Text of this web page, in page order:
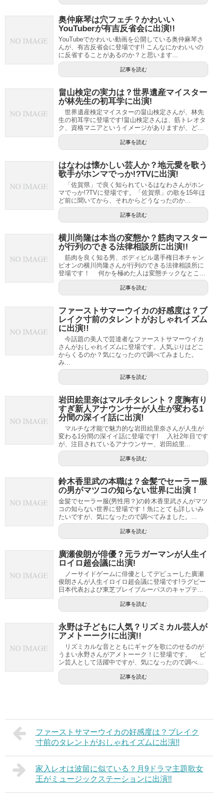
奥仲麻琴は穴フェチ？かわいい
YouTuberが有吉反省会に出演!!
YouTubeでかわいい動画を公開している奥仲麻琴さ
んが、有吉反省会に登場です!! こんなにかわいいの
に反省することがあるのか？と思います...
記事を読む
畠山検定の実力は？世界遺産マイスター
が林先生の初耳学に出演!
世界遺産検定マイスターの畠山検定さんが、林先
生の初耳学に登場です!畠山検定さんは、筋トレオタ
ク、資格マニアというイメージがありますが、ど...
記事を読む
はなわは懐かしい芸人か？地元愛を歌う
歌手がホンマでっか!?TVに出演!
「佐賀県」で良く知られているはなわさんがホン
マでっか!?TVに登場です。「佐賀県」の歌を15年ほ
ど前に聞いてから、それからどうなったのか...
記事を読む
横川尚隆は本当の変態か？筋肉マスター
が行列のできる法律相談所に出演!!
筋肉を良く知る男、ボディビル選手権日本チャン
ピオンの横川尚隆さんが行列のできる法律相談所に
登場です！ 何かを極めた人は変態チックなとこ...
記事を読む
ファーストサマーウイカの好感度は？ブ
レイク寸前のタレントがおしゃれイズム
に出演!!
今話題の美人で芸達者なファーストサマーウイカ
さんがおしゃれイズムに登場です。人気ぶりはどこ
からくるのか？気になったので調べてみました。
み...
記事を読む
岩田絵里奈はマルチタレント？度胸有り
すぎ新人アナウンサーが人生が変わる1
分間の深イイ話に出演!
マルチな才能で魅力的な岩田絵里奈さんが人生が
変わる1分間の深イイ話に登場です! 入社2年目です
が、注目されているアナウンサー、岩田絵里...
記事を読む
鈴木香里武の本職は？金髪でセーラー服
の男がマツコの知らない世界に出演！
金髪でセーラー服(男性用？)の鈴木香里武さんがマツ
コの知らない世界に登場です！魚にとても詳しいみ
たいですが、気になったので調べてみました。...
記事を読む
廣瀬俊朗が俳優？元ラガーマンが人生イ
ロイロ超会議に出演!
ノーサイドゲームに俳優としてデビューした廣瀬
俊朗さんが人生イロイロ超会議に登場です!ラグビー
日本代表および東芝ブレイブルーパスのキャプテ...
記事を読む
永野は子どもに人気？リズミカル芸人が
アメトーーク!に出演!!
リズミカルな音とともにギャグを歌にのせるのが
うまい永野さんがアメトーーク！に登場です。 ピ
ン芸人として活躍中ですが、気になったので調べ...
記事を読む
ファーストサマーウイカの好感度は？ブレイク
寸前のタレントがおしゃれイズムに出演!!
家入レオは波留に似ている？月9ドラマ主題歌女
王がミュージックステーションに出演!!